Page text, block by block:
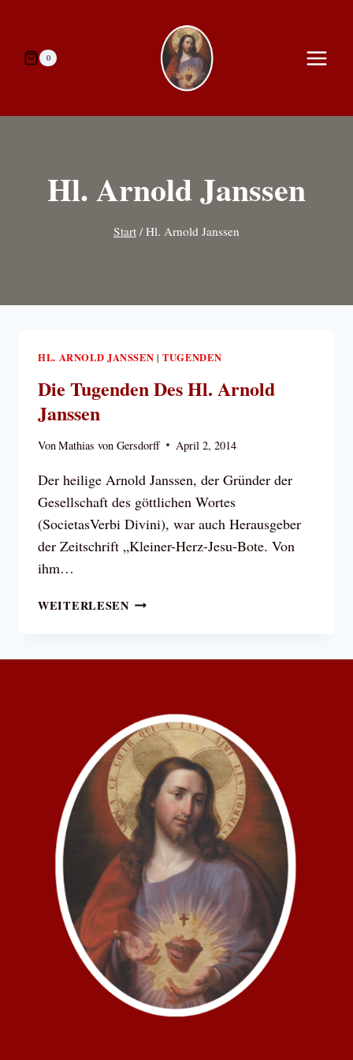
springen0
Hl. Arnold Janssen
Start / Hl. Arnold Janssen
HL. ARNOLD JANSSEN |TUGENDEN
Die Tugenden Des Hl. Arnold
Janssen
VonMathias von Gersdorff April 2, 2014
Der heilige Arnold Janssen, der Gründer der
Gesellschaft des göttlichen Wortes
(SocietasVerbi Divini), war auch Herausgeber
der Zeitschrift „Kleiner-Herz-Jesu-Bote. Von
ihm…
WEITERLESENDIE
HL.